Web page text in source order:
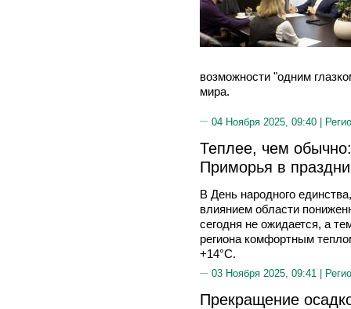
возможности "одним
мира.
04 Ноября 2025, 09:40 |
Теплее, чем
Приморья в
В День народного
влиянием области
сегодня не ожидается, а
региона комфортным
+14°С.
03 Ноября 2025, 09:41 |
Прекращение